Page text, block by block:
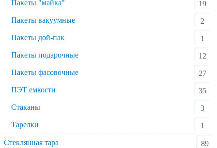
Пакеты "майка"
19
Пакеты вакуумные
2
Пакеты дой-пак
1
Пакеты подарочные
12
Пакеты фасовочные
27
ПЭТ емкости
35
Стаканы
3
Тарелки
1
Стеклянная тара
89